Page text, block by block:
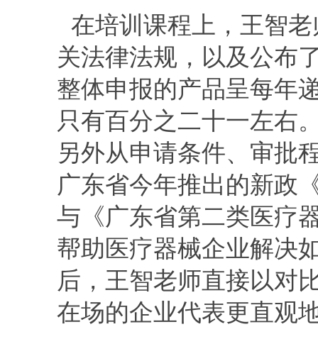
在培训课程上，王智
关法律法规，以及公布
整体申报的产品呈每年
只有百分之二十一左右
另外从申请条件、审批
广东省今年推出的新政
与《广东省第二类医疗
帮助医疗器械企业解决
后，王智老师直接以对
在场的企业代表更直观